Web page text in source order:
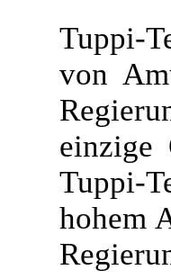
Tuppi-
von
einzige
Tuppi-
hohem